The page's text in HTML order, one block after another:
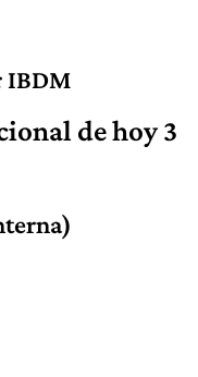
IBDM
de hoy 3